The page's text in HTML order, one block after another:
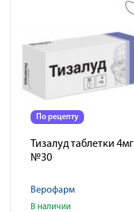
По рецепту
Тизалуд таблетки 4мг
№30
Верофарм
В наличии